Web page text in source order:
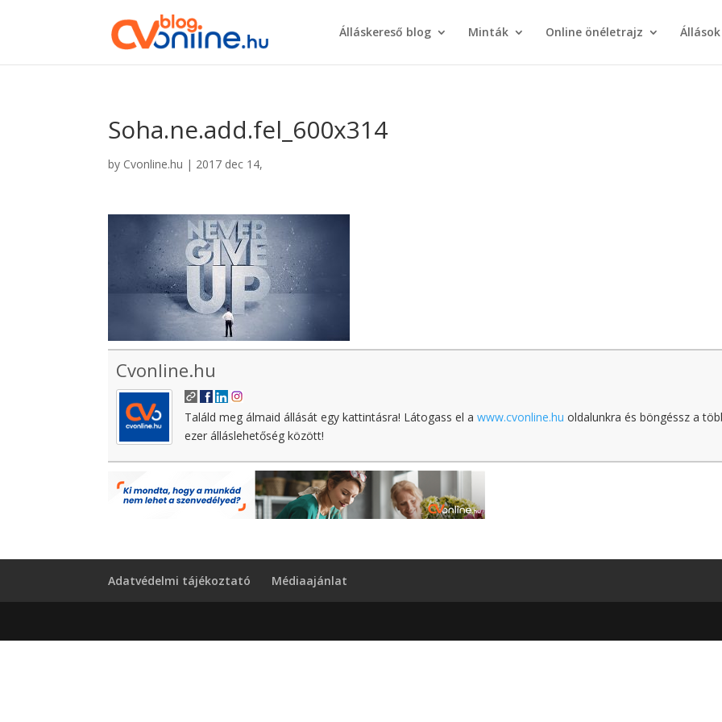
Álláskereső blog Minták Online önéletrajz Állások
Soha.ne.add.fel_600x314
by Cvonline.hu | 2017 dec 14,
Cvonline.hu
Találd meg álmaid állását egy kattintásra! Látogass el awww.cvonline.hu oldalunkra és böngéssz a
ezer álláslehetőség között!
Adatvédelmi tájékoztató Médiaajánlat